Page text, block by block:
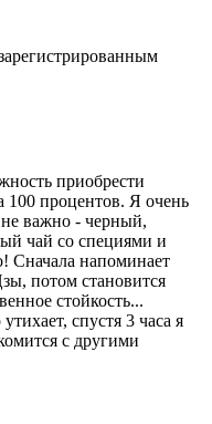
приобрести
100 процентов. Я очень
важно - черный,
чай со специями и
Сначала напоминает
потом становится
стойкость...
спустя 3 часа я
с другими